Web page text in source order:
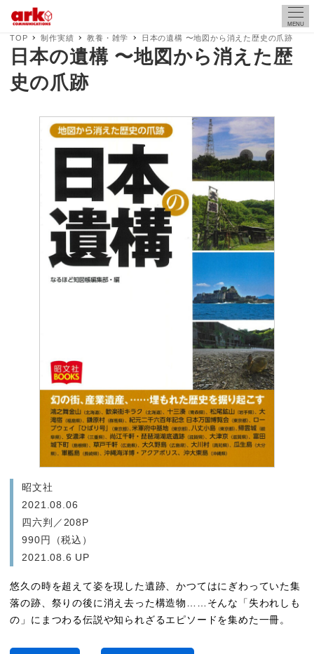
MENU
TOP 制作実績 教養・雑学 日本の遺構 〜地図から消えた歴史の爪跡
日本の遺構 〜地図から消えた歴
史の爪跡
昭文社
2021.08.06
四六判／208P
990円（税込）
2021.08.6 UP
悠久の時を超えて姿を現した遺跡、かつてはにぎわっていた集
落の跡、祭りの後に消え去った構造物……そんな「失われしも
の」にまつわる伝説や知られざるエピソードを集めた一冊。